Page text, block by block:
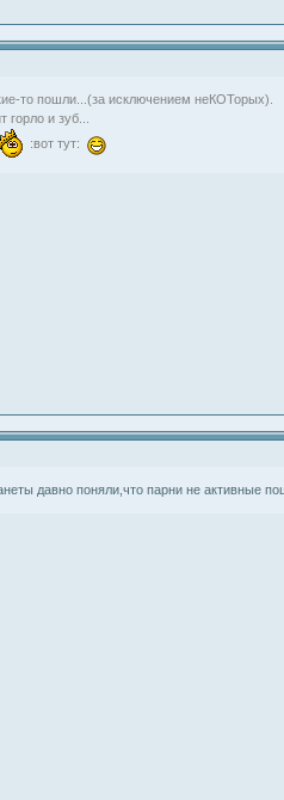
то пошли...(за исключением неКОТорых).
горло и зуб...
:вот тут:
давно поняли,что парни не активные